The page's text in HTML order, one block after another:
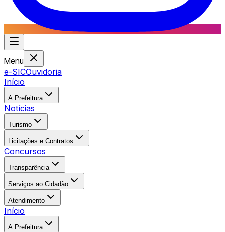
Menu
e-SICOuvidoria
Início
A Prefeitura
Notícias
Turismo
Licitações e Contratos
Concursos
Transparência
Serviços ao Cidadão
Atendimento
Início
A Prefeitura